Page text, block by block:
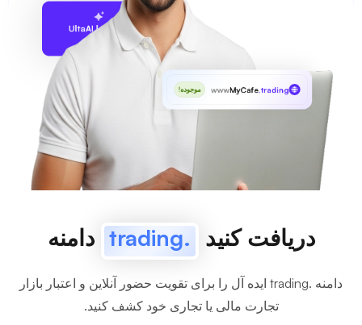
پیشنهاد با UltaAI
wwwMyCafe.trading موجوده!
دریافت کنید .trading دامنه
دامنه .trading ایده آل را برای تقویت حضور آنلاین و اعتبار بازار
تجارت مالی یا تجاری خود کشف کنید.